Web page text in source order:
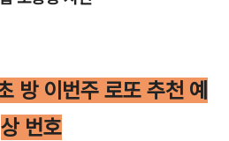
방 이번주 로또 추천 예
상 번호